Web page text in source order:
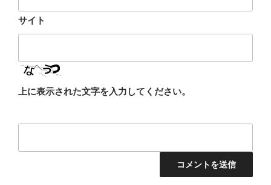
サイト
上に表示された文字を入力してください。